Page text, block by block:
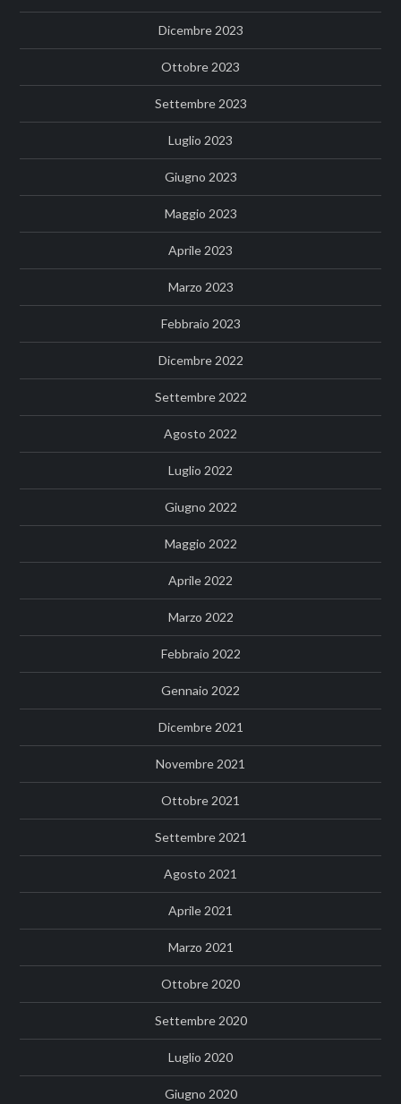
Dicembre 2023
Ottobre 2023
Settembre 2023
Luglio 2023
Giugno 2023
Maggio 2023
Aprile 2023
Marzo 2023
Febbraio 2023
Dicembre 2022
Settembre 2022
Agosto 2022
Luglio 2022
Giugno 2022
Maggio 2022
Aprile 2022
Marzo 2022
Febbraio 2022
Gennaio 2022
Dicembre 2021
Novembre 2021
Ottobre 2021
Settembre 2021
Agosto 2021
Aprile 2021
Marzo 2021
Ottobre 2020
Settembre 2020
Luglio 2020
Giugno 2020